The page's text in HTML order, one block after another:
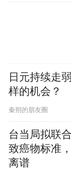
金羊网等
“特别声明：
频)为凤凰网
布，本平台仅
Notice: The
pictures and
by the user of
platform
日元持续走
样的机会？
秦朔的朋友圈
台当局拟联
致癌物标准
离谱